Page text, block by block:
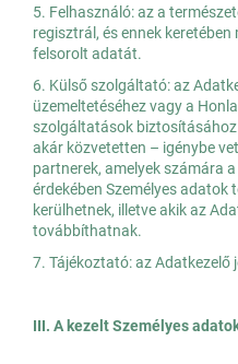
5. Felhasználó: az a
regisztrál, és ennek
felsorolt adatát.
6. Külső szolgáltató: az
üzemeltetéséhez vagy a
szolgáltatások
akár közvetetten – igénybe
partnerek, amelyek számára
érdekében Személyes
kerülhetnek, illetve akik az
továbbíthatnak.
7. Tájékoztató: az Adatkezelő
III. A kezelt Személyes